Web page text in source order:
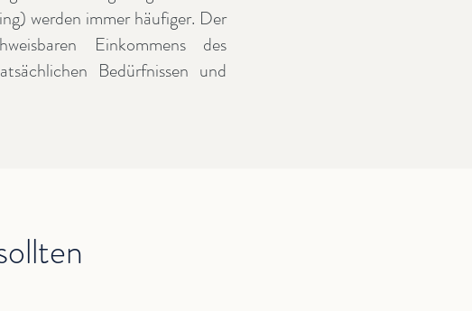
werden immer häufiger. Der
Einkommens des
Bedürfnissen und